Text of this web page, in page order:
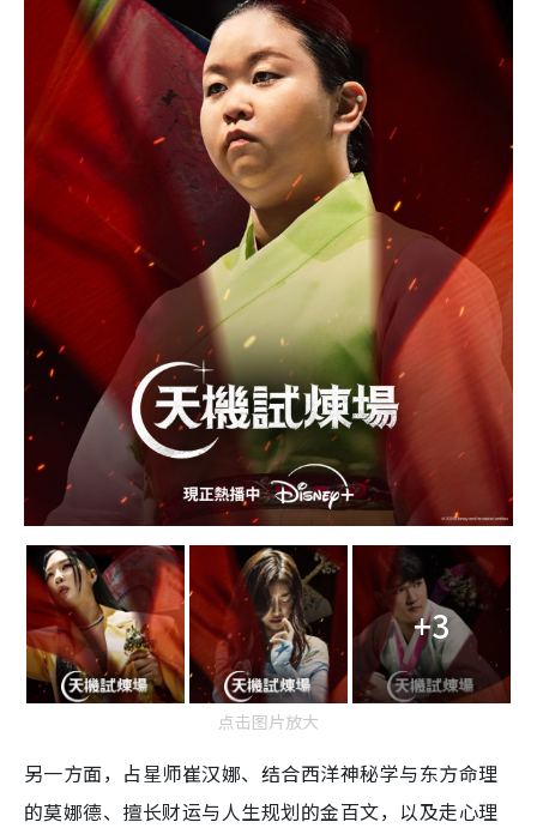
+3
点击图片放大
另一方面，占星师崔汉娜、结合西洋神秘学与东方命理
的莫娜德、擅长财运与人生规划的金百文，以及走心理